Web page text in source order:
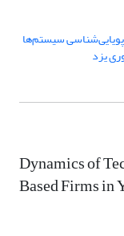
سیستم‌ها
یزد
Dynamics of
Based Firms in